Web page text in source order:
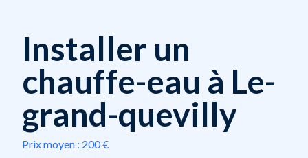
Installer un
chauffe-eau à Le-
grand-quevilly
Prix moyen : 200 €